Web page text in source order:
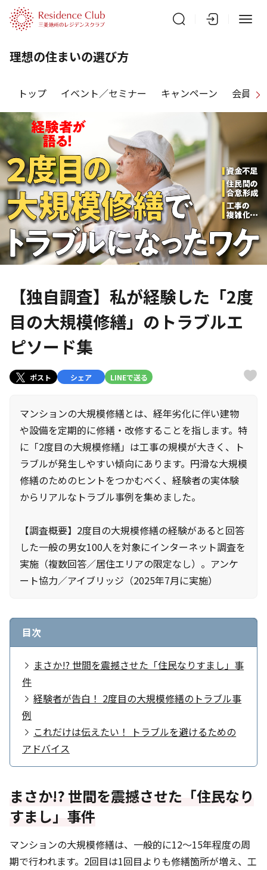
理想の住まいの選び方
トップ イベント／セミナー キャンペーン 会員特
【独自調査】私が経験した「2度
目の大規模修繕」のトラブルエ
ピソード集
ポスト シェア LINEで送る
マンションの大規模修繕とは、経年劣化に伴い建物
や設備を定期的に修繕・改修することを指します。特
に「2度目の大規模修繕」は工事の規模が大きく、ト
ラブルが発生しやすい傾向にあります。円滑な大規模
修繕のためのヒントをつかむべく、経験者の実体験
からリアルなトラブル事例を集めました。
【調査概要】2度目の大規模修繕の経験があると回答
した一般の男女100人を対象にインターネット調査を
実施（複数回答／居住エリアの限定なし）。アンケ
ート協力／アイブリッジ（2025年7月に実施）
目次
まさか!? 世間を震撼させた「住民なりすまし」事
件
経験者が告白！ 2度目の大規模修繕のトラブル事
例
これだけは伝えたい！ トラブルを避けるための
アドバイス
まさか!? 世間を震撼させた「住民なり
すまし」事件
マンションの大規模修繕は、一般的に12～15年程度の周
期で行われます。2回目は1回目よりも修繕箇所が増え、工